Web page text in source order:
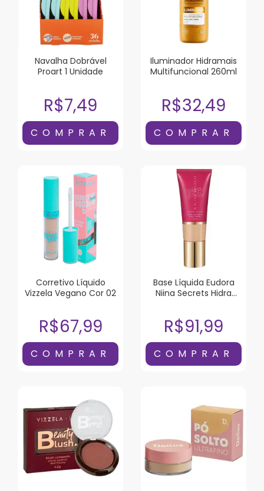
Navalha Dobrável
Proart 1 Unidade
R$7,49
Iluminador Hidramais
Multifuncional 260ml
R$32,49
Corretivo Líquido
Vizzela Vegano Cor 02
R$67,99
Base Líquida Eudora
Niina Secrets Hidra
R$91,99